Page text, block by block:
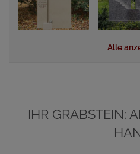
Alle
IHR GRABSTEIN: